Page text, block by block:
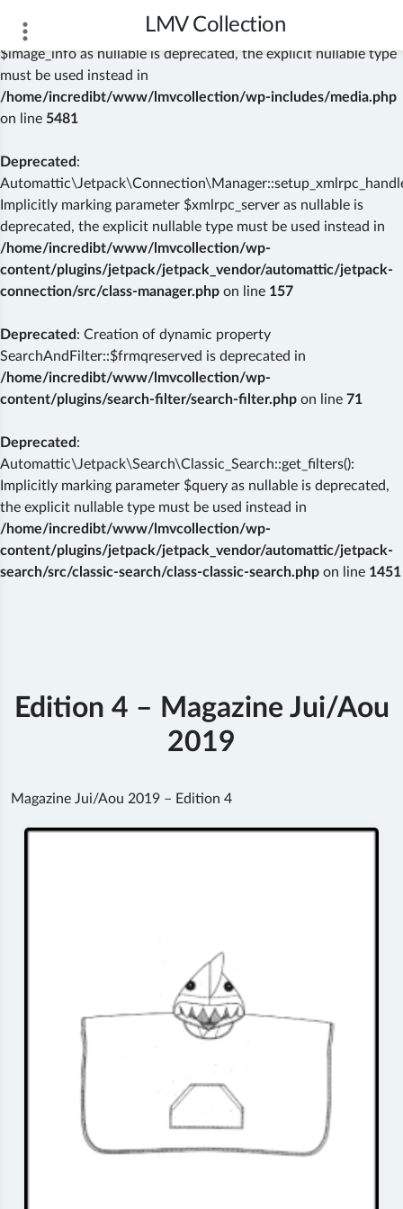
Deprecated
: wp_getimagesize(): Implicitly marking parameter
$image_info as nullable is deprecated, the explicit nullable type
must be used instead in
/home/incredibt/www/lmvcollection/wp-includes/media.php
on line 5481
Deprecated :
Implicitly marking parameter $xmlrpc_server as nullable is
deprecated, the explicit nullable type must be used instead in
/home/incredibt/www/lmvcollection/wp-
content/plugins/jetpack/jetpack_vendor/automattic/jetpack-
connection/src/class-manager.php on line 157
Deprecated : Creation of dynamic property
SearchAndFilter::$frmqreserved is deprecated in
/home/incredibt/www/lmvcollection/wp-
content/plugins/search-filter/search-filter.php on line 71
Deprecated :
Automattic\Jetpack\Search\Classic_Search::get_filters():
Implicitly marking parameter $query as nullable is deprecated,
the explicit nullable type must be used instead in
/home/incredibt/www/lmvcollection/wp-
content/plugins/jetpack/jetpack_vendor/automattic/jetpack-
search/src/classic-search/class-classic-search.php on line 1451
LMV Collection
Edition 4 – Magazine Jui/Aou
2019
Magazine Jui/Aou 2019 – Edition 4